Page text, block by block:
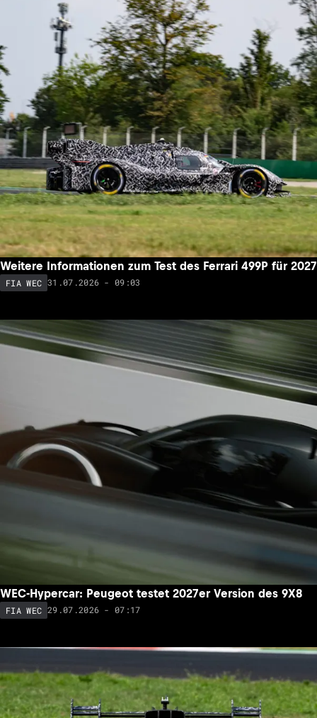
Weitere Informationen zum Test des Ferrari 499P für 2027
FIA WEC 31.07.2026 - 09:03
WEC-Hypercar: Peugeot testet 2027er Version des 9X8
FIA WEC 29.07.2026 - 07:17